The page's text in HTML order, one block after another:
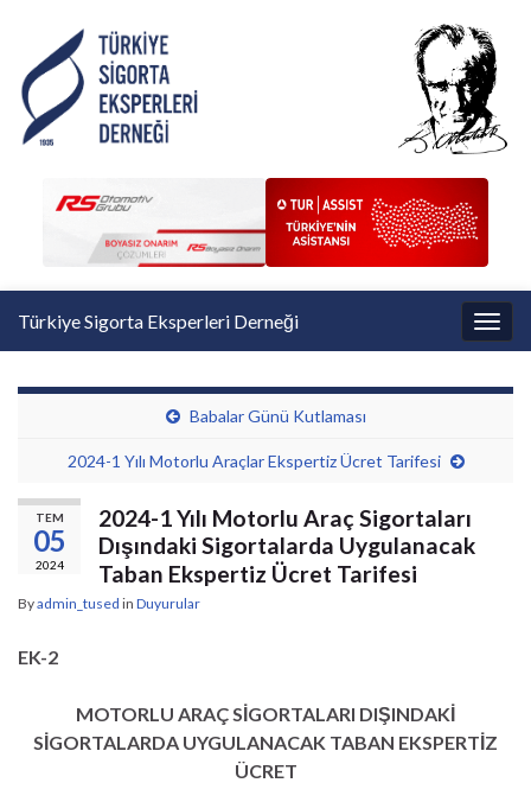
Türkiye Sigorta Eksperleri Derneği
Babalar Günü Kutlaması
2024-1 Yılı Motorlu Araçlar Ekspertiz Ücret Tarifesi
TEM
05
2024
2024-1 Yılı Motorlu Araç Sigortaları
Dışındaki Sigortalarda Uygulanacak
Taban Ekspertiz Ücret Tarifesi
Byadmin_tused in Duyurular
EK-2
MOTORLU ARAÇ SİGORTALARI DIŞINDAKİ
SİGORTALARDA UYGULANACAK TABAN EKSPERTİZ
ÜCRET